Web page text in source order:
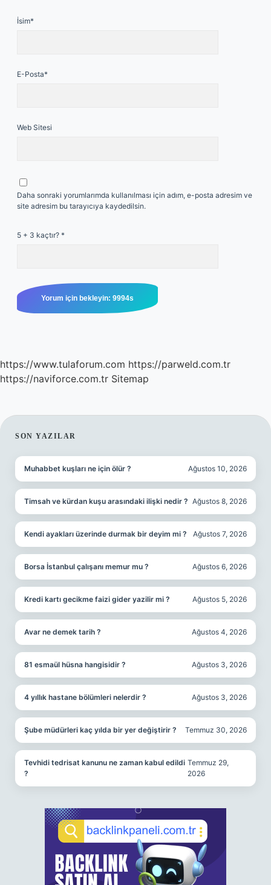
İsim*
E-Posta*
Web Sitesi
Daha sonraki yorumlarımda kullanılması için adım, e-posta adresim ve
site adresim bu tarayıcıya kaydedilsin.
5 + 3 kaçtır? *
https://www.tulaforum.com https://parweld.com.tr
https://naviforce.com.tr Sitemap
SIDEBAR
SON YAZILAR
Muhabbet kuşları ne için ölür ? Ağustos 10, 2026
Timsah ve kürdan kuşu arasındaki ilişki nedir ? Ağustos 8, 2026
Kendi ayakları üzerinde durmak bir deyim mi ? Ağustos 7, 2026
Borsa İstanbul çalışanı memur mu ? Ağustos 6, 2026
Kredi kartı gecikme faizi gider yazilir mi ? Ağustos 5, 2026
Avar ne demek tarih ? Ağustos 4, 2026
81 esmaül hüsna hangisidir ? Ağustos 3, 2026
4 yıllık hastane bölümleri nelerdir ? Ağustos 3, 2026
Şube müdürleri kaç yılda bir yer değiştirir ? Temmuz 30, 2026
Tevhidi tedrisat kanunu ne zaman kabul edildi
?
Temmuz 29,
2026